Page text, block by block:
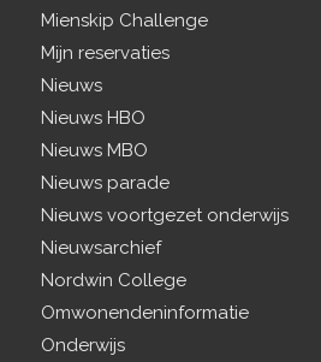
Mienskip Challenge
Mijn reservaties
Nieuws
Nieuws HBO
Nieuws MBO
Nieuws parade
Nieuws voortgezet onderwijs
Nieuwsarchief
Nordwin College
Omwonendeninformatie
Onderwijs